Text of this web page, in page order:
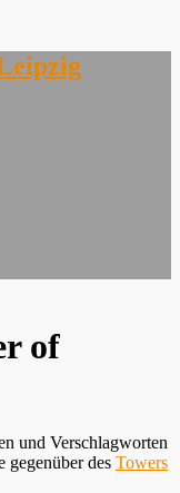
of
und Verschlagworten
gegenüber des Towers